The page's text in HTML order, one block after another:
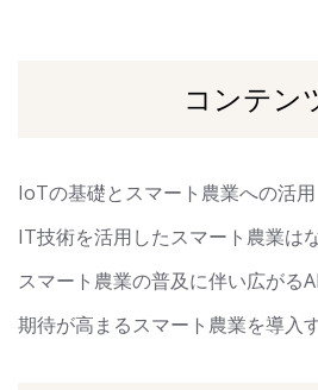
コンテン
IoTの基礎とスマート農業への活用
IT技術を活用したスマート農業は
スマート農業の普及に伴い広がる
期待が高まるスマート農業を導入